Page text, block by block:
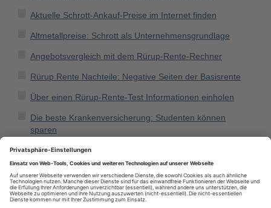
Aktuelle Schrott-Ankauf-Preise im Internet finden
Altmetallpreise: Schrott als Unternehmensgrundlage
Angebotsvergleich mit dem Rürup-Rente-Rechner
Rürup Rente Nachteile: Negative Seiten der Basisrente
Über einen Rürup-Rente-Test Informationen einholen
Die beste Krankenversicherung: Studenten können
sparen
Eine Hollywoodschaukel lädt zum Träumen und Relaxen
ein
Top-Feed des Monats